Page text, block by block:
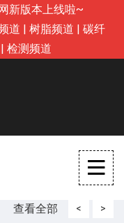
新版本上线啦~
道 | 树脂频道 | 碳纤
| 检测频道
查看全部 < >